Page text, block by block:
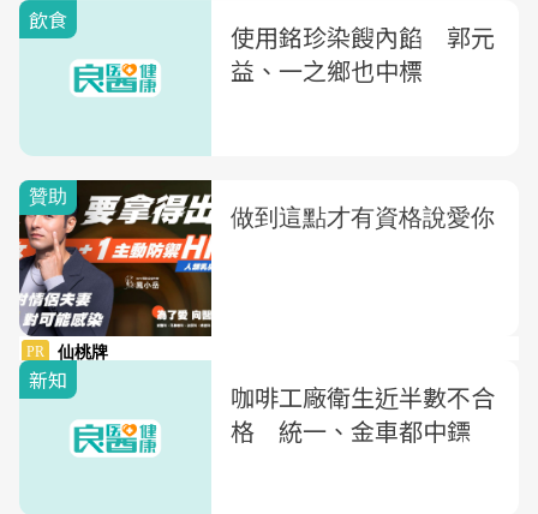
飲食
使用銘珍染餿內餡 郭元
益、一之鄉也中標
新知
咖啡工廠衛生近半數不合
格 統一、金車都中鏢